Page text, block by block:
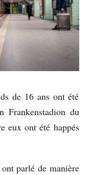
de 16 ans ont été
Frankenstadion du
eux ont été happés
parlé de manière